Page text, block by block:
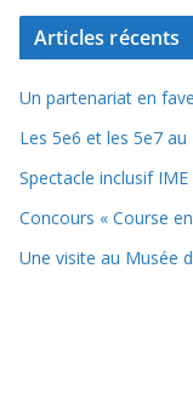
Articles récents
Un partenariat en
Les 5e6 et les 5e7
Spectacle inclusif
Concours « Course
Une visite au Musée